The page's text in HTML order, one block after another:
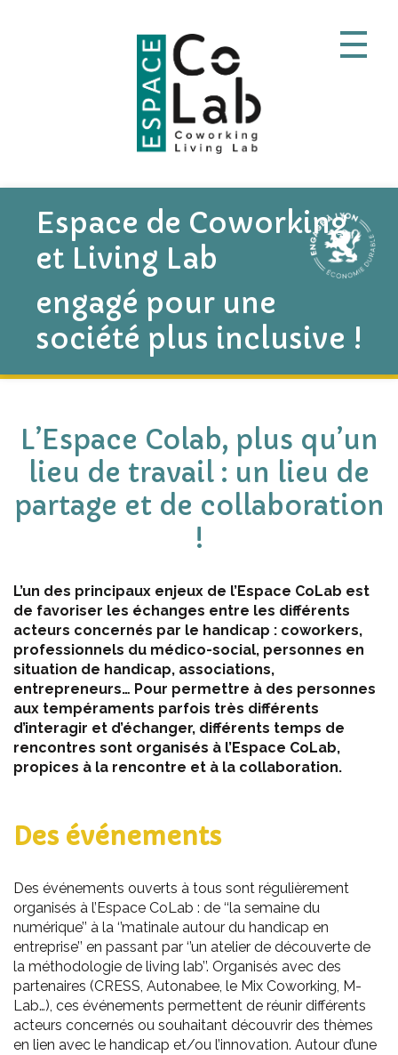
Espace de Coworking
et Living Lab
engagé pour une
société plus inclusive !
L’Espace Colab, plus qu’un
lieu de travail : un lieu de
partage et de collaboration
!
L’un des principaux enjeux de l’Espace CoLab est
de favoriser les échanges entre les différents
acteurs concernés par le handicap : coworkers,
professionnels du médico-social, personnes en
situation de handicap, associations,
entrepreneurs… Pour permettre à des personnes
aux tempéraments parfois très différents
d’interagir et d’échanger, différents temps de
rencontres sont organisés à l’Espace CoLab,
propices à la rencontre et à la collaboration.
Des événements
Des événements ouverts à tous sont régulièrement
organisés à l’Espace CoLab : de ‘‘la semaine du
numérique’’ à la ‘’matinale autour du handicap en
entreprise’’ en passant par ‘’un atelier de découverte de
la méthodologie de living lab’’. Organisés avec des
partenaires (CRESS, Autonabee, le Mix Coworking, M-
Lab…), ces événements permettent de réunir différents
acteurs concernés ou souhaitant découvrir des thèmes
en lien avec le handicap et/ou l’innovation. Autour d’une